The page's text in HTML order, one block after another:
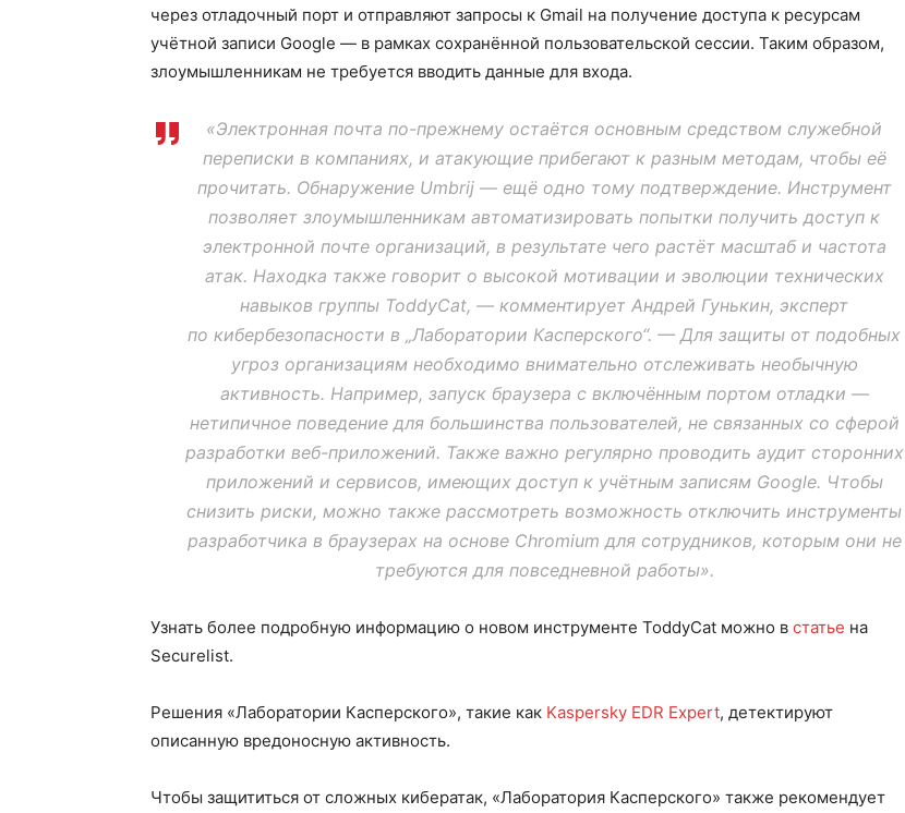
через отладочный порт и отправляют запросы к Gmail на получение доступа к ресурсам
учётной записи Google — в рамках сохранённой пользовательской сессии. Таким образом,
злоумышленникам не требуется вводить данные для входа.
«Электронная почта по-прежнему остаётся основным средством служебной
переписки в компаниях, и атакующие прибегают к разным методам, чтобы её
прочитать. Обнаружение Umbrij — ещё одно тому подтверждение. Инструмент
позволяет злоумышленникам автоматизировать попытки получить доступ к
электронной почте организаций, в результате чего растёт масштаб и частота
атак. Находка также говорит о высокой мотивации и эволюции технических
навыков группы ToddyCat, — комментирует Андрей Гунькин, эксперт
по кибербезопасности в „Лаборатории Касперского“. — Для защиты от подобных
угроз организациям необходимо внимательно отслеживать необычную
активность. Например, запуск браузера с включённым портом отладки —
нетипичное поведение для большинства пользователей, не связанных со сферой
разработки веб-приложений. Также важно регулярно проводить аудит сторонних
приложений и сервисов, имеющих доступ к учётным записям Google. Чтобы
снизить риски, можно также рассмотреть возможность отключить инструменты
разработчика в браузерах на основе Chromium для сотрудников, которым они не
требуются для повседневной работы».
Узнать более подробную информацию о новом инструменте ToddyCat можно в статье на
Securelist.
Решения «Лаборатории Касперского», такие как Kaspersky EDR Expert, детектируют
описанную вредоносную активность.
Чтобы защититься от сложных кибератак, «Лаборатория Касперского» также рекомендует